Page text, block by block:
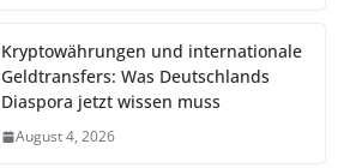
Kryptowährungen und internationale
Geldtransfers: Was Deutschlands
Diaspora jetzt wissen muss
August 4, 2026